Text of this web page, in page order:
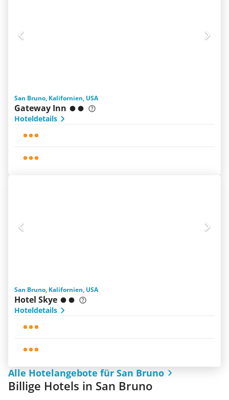
San Bruno, Kalifornien, USA
Gateway Inn
Hoteldetails
San Bruno, Kalifornien, USA
Hotel Skye
Hoteldetails
Alle Hotelangebote für San Bruno
Billige Hotels in San Bruno